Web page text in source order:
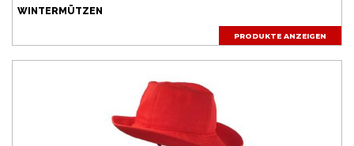
WINTERMÜTZEN
PRODUKTE ANZEIGEN